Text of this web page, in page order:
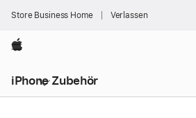
Store Business Home Verlassen
Apple
iPhone Zubehör